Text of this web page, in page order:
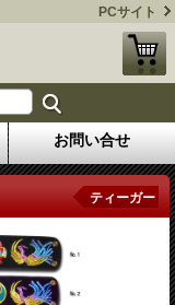
PCサイト
お問い合せ
ティーガー